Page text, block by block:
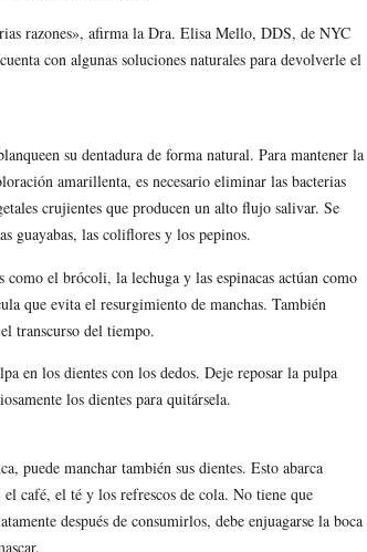
razones», afirma la Dra. Elisa Mello, DDS, de NYC
con algunas soluciones naturales para devolverle el
su dentadura de forma natural. Para mantener la
amarillenta, es necesario eliminar las bacterias
crujientes que producen un alto flujo salivar. Se
guayabas, las coliflores y los pepinos.
el brócoli, la lechuga y las espinacas actúan como
que evita el resurgimiento de manchas. También
transcurso del tiempo.
en los dientes con los dedos. Deje reposar la pulpa
los dientes para quitársela.
puede manchar también sus dientes. Esto abarca
café, el té y los refrescos de cola. No tiene que
después de consumirlos, debe enjuagarse la boca